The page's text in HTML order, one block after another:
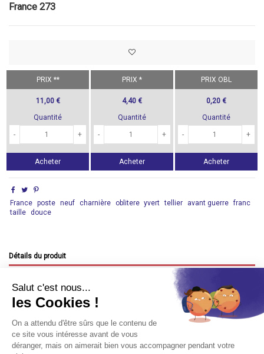
France 273
PRIX **
11,00 €
Quantité
- +
Acheter
PRIX *
4,40 €
Quantité
- +
Acheter
PRIX OBL
0,20 €
Quantité
- +
Acheter
France poste neuf charnière oblitere yvert tellier avant guerre franc
taille
douce
Détails du produit
Référence Yvert